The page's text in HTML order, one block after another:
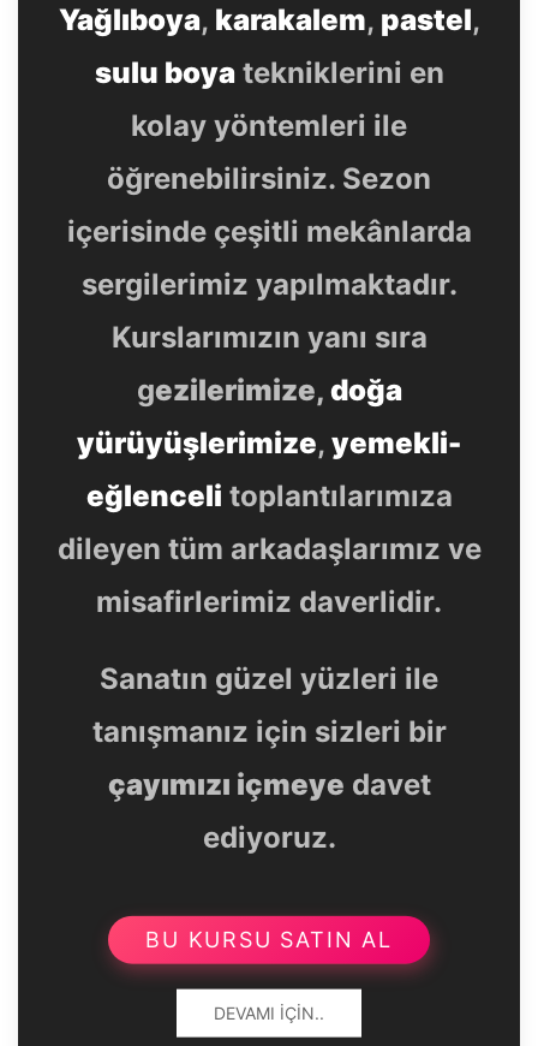
Yağlıboya, karakalem, pastel,
sulu boyatekniklerini en
kolay yöntemleri ile
öğrenebilirsiniz. Sezon
içerisinde çeşitli mekânlarda
sergilerimiz yapılmaktadır.
Kurslarımızın yanı sıra
gezilerimize, doğa
yürüyüşlerimize, yemekli-
eğlenceli toplantılarımıza
dileyen tüm arkadaşlarımız ve
misafirlerimiz daverlidir.
Sanatın güzel yüzleri ile
tanışmanız için sizleri bir
çayımızı içmeye davet
ediyoruz.
BU KURSU SATIN AL
DEVAMI İÇIN..